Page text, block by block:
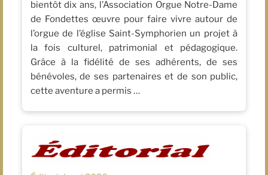
bientôt dix ans, l’Association Orgue Notre-Dame
de Fondettes œuvre pour faire vivre autour de
l’orgue de l’église Saint-Symphorien un projet à
la fois culturel, patrimonial et pédagogique.
Grâce à la fidélité de ses adhérents, de ses
bénévoles, de ses partenaires et de son public,
cette aventure a permis …